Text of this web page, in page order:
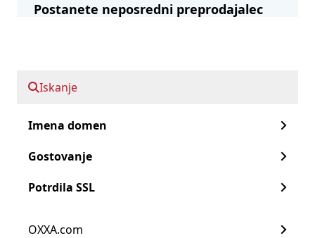
Imena domen
Gostovanje
Pojdi na Gostovanje
Potrdila SSL
OXXA.com
Iskanje
Postanete neposredni preprodajalec
cPanel
DirectAdmin